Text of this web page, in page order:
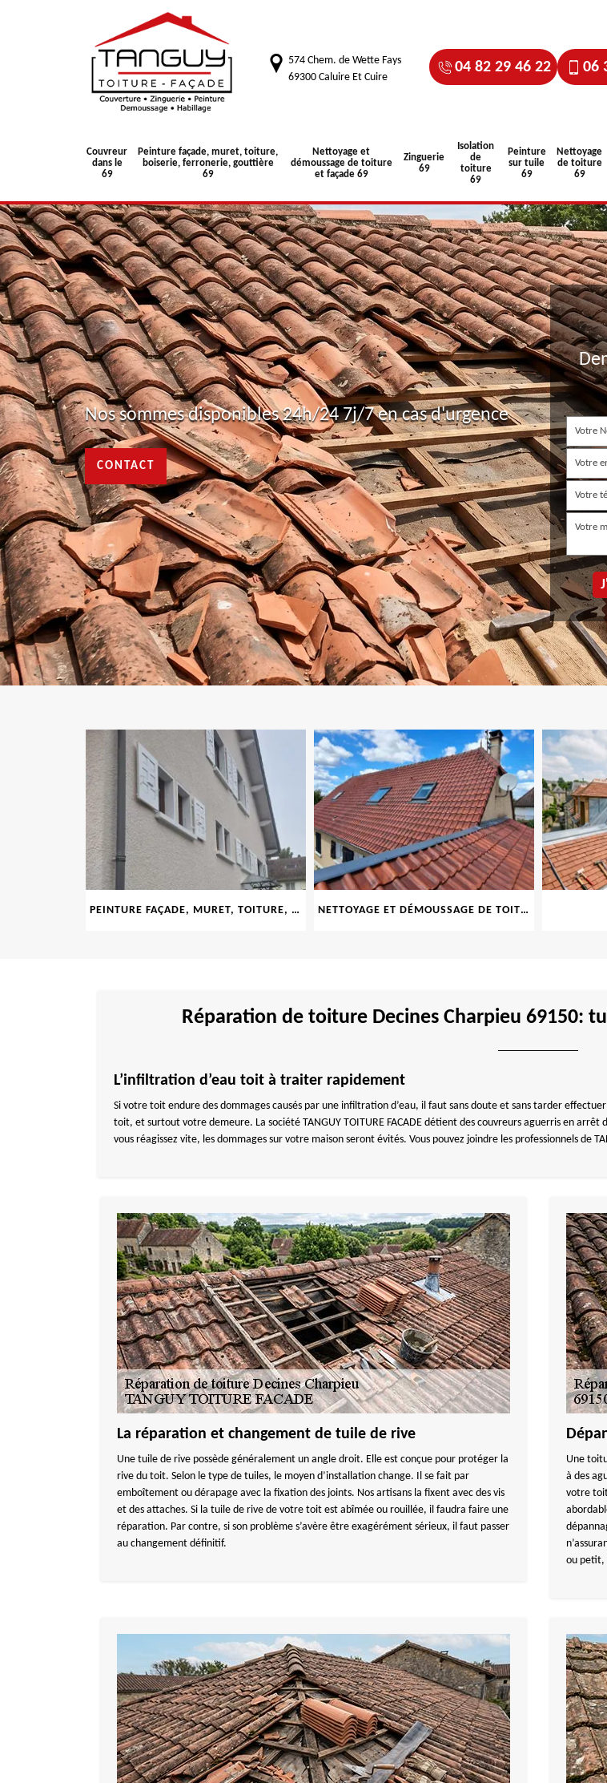
574 Chem. de Wette Fays
69300 Caluire Et Cuire
04 82 29 46 22 06
Couvreur
dans le
69
Peinture façade, muret, toiture,
boiserie, ferronerie, gouttière
69
Nettoyage et
démoussage de toiture
et façade 69
Zinguerie
69
Isolation
de
toiture
69
Peinture
sur tuile
69
Nettoyage
de toiture
69
Nos sommes disponibles 24h/24 7j/7 en cas d'urgence
CONTACT
PEINTURE FAÇADE, MURET, TOITURE, BOISERIE, FERRONERIE, GOUTTIÈRE 69 NETTOYAGE ET DÉMOUSSAGE DE TOITURE ET FAÇADE 69
Réparation de toiture Decines Charpieu 69150:
L’infiltration d’eau toit à traiter rapidement
Si votre toit endure des dommages causés par une infiltration d’eau, il faut sans doute et sans tarder
toit, et surtout votre demeure. La société TANGUY TOITURE FACADE détient des couvreurs aguerris en arrêt
vous réagissez vite, les dommages sur votre maison seront évités. Vous pouvez joindre les professionnels de
La réparation et changement de tuile de rive
Une tuile de rive possède généralement un angle droit. Elle est conçue pour protéger la
rive du toit. Selon le type de tuiles, le moyen d’installation change. Il se fait par
emboîtement ou dérapage avec la fixation des joints. Nos artisans la fixent avec des vis
et des attaches. Si la tuile de rive de votre toit est abîmée ou rouillée, il faudra faire une
réparation. Par contre, si son problème s’avère être exagérément sérieux, il faut passer
au changement définitif.
Une
à des
votre
ou petit,